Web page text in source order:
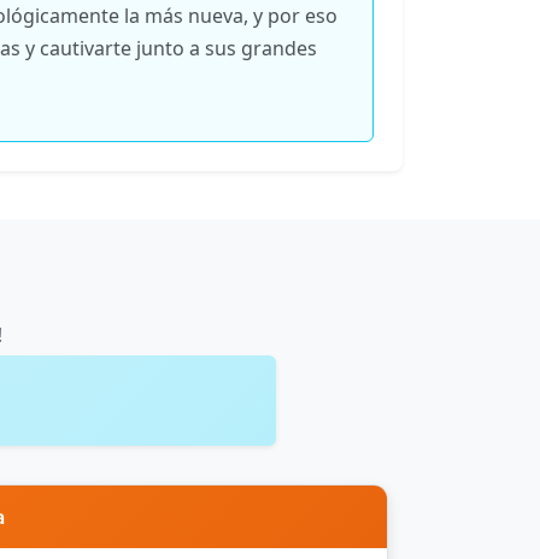
la más nueva, y por eso
y cautivarte junto a sus grandes